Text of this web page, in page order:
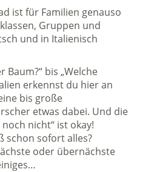
ist für Familien genauso
Gruppen und
und in Italienisch
Baum?“ bis „Welche
erkennst du hier an
bis große
etwas dabei. Und die
nicht“ ist okay!
schon sofort alles?
oder übernächste